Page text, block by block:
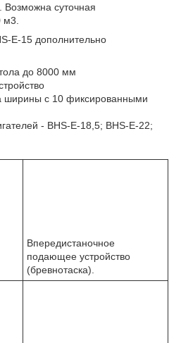
Возможна суточная
м3
E-15 дополнительно
до 8000 мм
ширины с 10 фиксированными
- BHS-E-18,5; BHS-E-22;
Впередистаночное
подающее устройство
(бревнотаска).